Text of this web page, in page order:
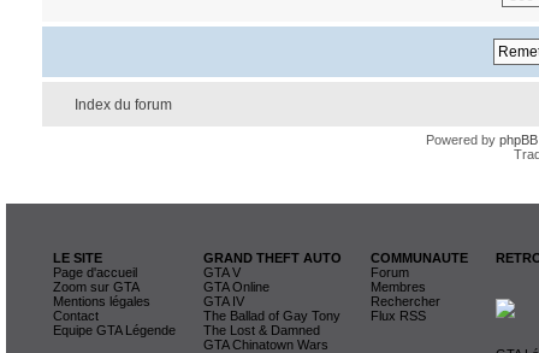
Index du forum
Powered by phpBB
LE SITE
Page d'accueil
Zoom sur GTA
Mentions légales
Contact
Equipe GTA Légende
GRAND THEFT AUTO
GTA V
GTA Online
GTA IV
The Ballad of Gay Tony
The Lost & Damned
GTA Chinatown Wars
COMMUNAUTE
Forum
Membres
Rechercher
Flux RSS